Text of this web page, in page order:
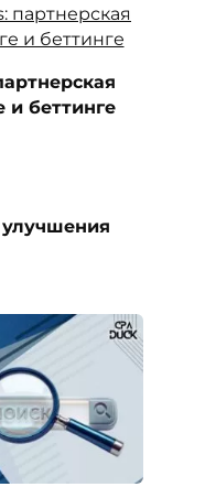
и беттинге